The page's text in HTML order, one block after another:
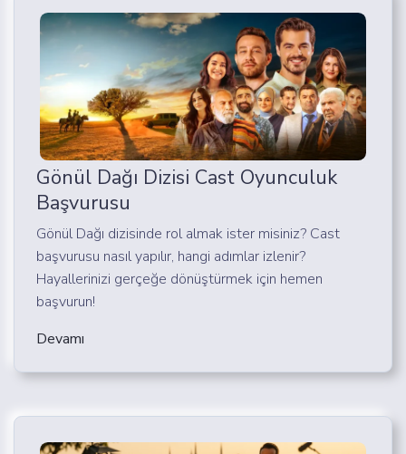
Gönül Dağı Dizisi Cast Oyunculuk
Başvurusu
Gönül Dağı dizisinde rol almak ister misiniz? Cast
başvurusu nasıl yapılır, hangi adımlar izlenir?
Hayallerinizi gerçeğe dönüştürmek için hemen
başvurun!
Devamı